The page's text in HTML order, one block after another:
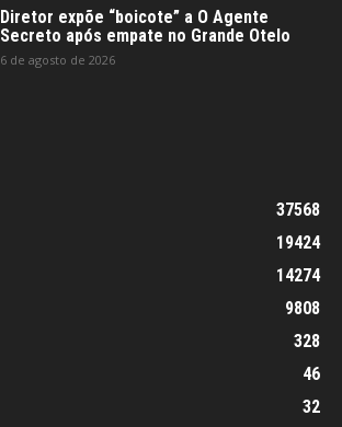
Diretor expõe “boicote” a O Agente
Secreto após empate no Grande Otelo
6 de agosto de 2026
37568
19424
14274
9808
328
46
32